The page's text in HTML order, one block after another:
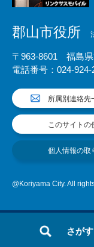
さがす
郡山市役所
〒963-8601 福島
電話番号：024-924-
所属別連絡先
このサイトの
個人情報の取
@Koriyama City. All